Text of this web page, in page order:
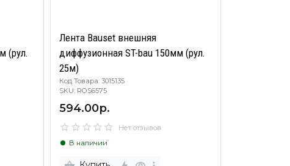
(рул.
Лента Bauset внешняя
диффузионная ST-bau 150мм (рул.
25м)
Код Товара: 3015135
SKU: ROS6575
594.00р.
Нет отзывов
В наличии